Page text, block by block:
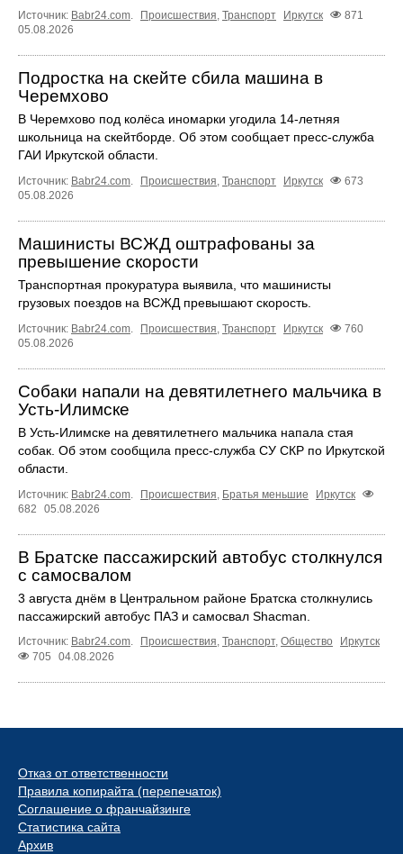
Источник: Babr24.com Происшествия Транспорт Иркутск
871
05.08.2026
Подростка на скейте сбила машина в
Черемхово
В Черемхово под колёса иномарки угодила 14‑летняя
школьница на скейтборде. Об этом сообщает пресс‑служба
ГАИ Иркутской области.
Источник: Babr24.com. Происшествия, Транспорт Иркутск
673
05.08.2026
Машинисты ВСЖД оштрафованы за
превышение скорости
Транспортная прокуратура выявила, что машинисты
грузовых поездов на ВСЖД превышают скорость.
Источник: Babr24.com. Происшествия, Транспорт Иркутск
760
05.08.2026
Собаки напали на девятилетнего мальчика в
Усть‑Илимске
В Усть‑Илимске на девятилетнего мальчика напала стая
собак. Об этом сообщила пресс‑служба СУ СКР по Иркутской
области.
Источник: Babr24.com. Происшествия, Братья меньшие
Иркутск
682
05.08.2026
В Братске пассажирский автобус столкнулся
с самосвалом
3 августа днём в Центральном районе Братска столкнулись
пассажирский автобус ПАЗ и самосвал Shacman.
Источник: Babr24.com. Происшествия, Транспорт, Общество
Иркутск
705
04.08.2026
Отказ от ответственности
Правила копирайта (перепечаток)
Соглашение о франчайзинге
Статистика сайта
Архив